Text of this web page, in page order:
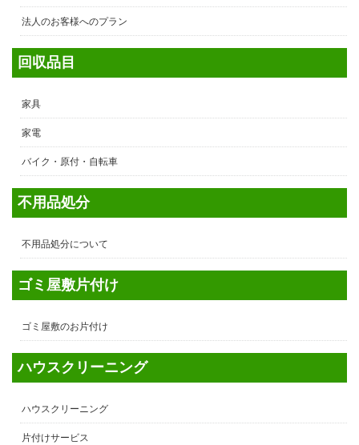
法人のお客様へのプラン
回収品目
家具
家電
バイク・原付・自転車
不用品処分
不用品処分について
ゴミ屋敷片付け
ゴミ屋敷のお片付け
ハウスクリーニング
ハウスクリーニング
片付けサービス